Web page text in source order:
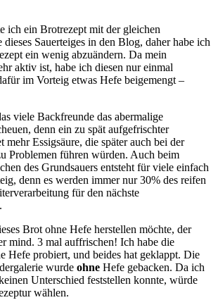
ich ein Brotrezept mit der gleichen
dieses Sauerteiges in den Blog, daher habe ich
ein wenig abzuändern. Da mein
aktiv ist, habe ich diesen nur einmal
im Vorteig etwas Hefe beigemengt –
viele Backfreunde das abermalige
denn ein zu spät aufgefrischter
mehr Essigsäure, die später auch bei der
Problemen führen würden. Auch beim
des Grundsauers entsteht für viele einfach
denn es werden immer nur 30% des reifen
für den nächste
Brot ohne Hefe herstellen möchte, der
mind. 3 mal auffrischen! Ich habe die
Hefe probiert, und beides hat geklappt. Die
wurde ohne Hefe gebacken. Da ich
Unterschied feststellen konnte, würde
wählen.